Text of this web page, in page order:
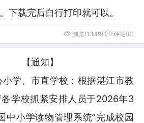
下载完后自行打印就可以。
浏览(1349) 评论(0)
【通知】
学、市直学校：根据湛江市教
学校抓紧安排人员于2026年3
中小学读物管理系统”完成校园